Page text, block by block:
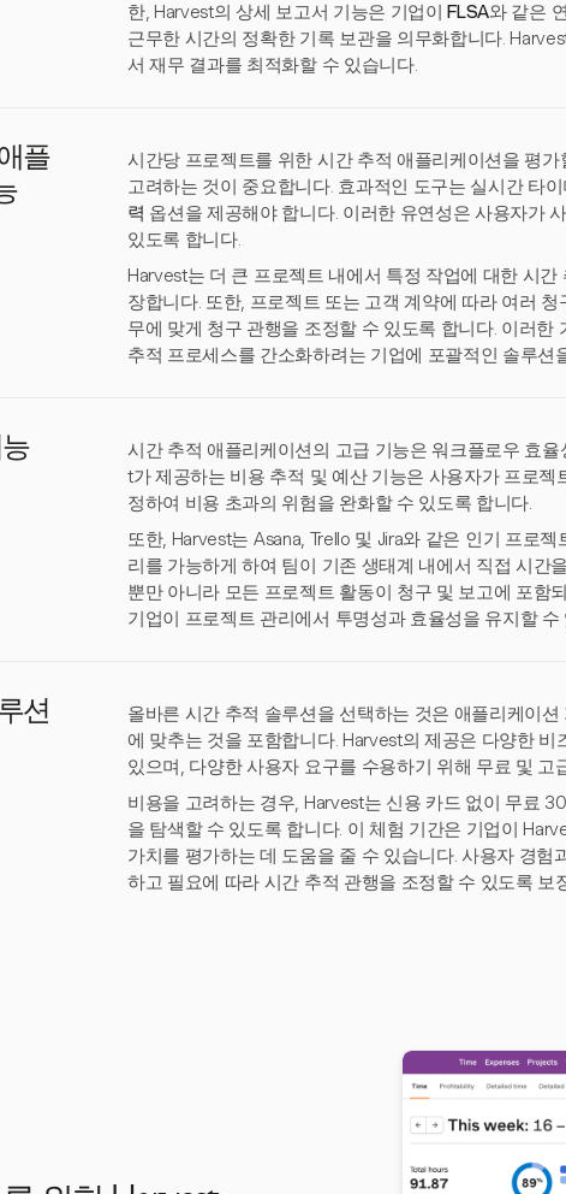
한, Harvest의 상세 보고서 기능은 기업이 FLSA와 같은
근무한 시간의 정확한 기록 보관을 의무화합니다.
서 재무 결과를 최적화할 수 있습니다.
플
시간당 프로젝트를 위한 시간 추적 애플리케이션을 평
고려하는 것이 중요합니다. 효과적인 도구는 실시간 타
력 옵션을 제공해야 합니다. 이러한 유연성은 사용자가
있도록 합니다.
Harvest는 더 큰 프로젝트 내에서 특정 작업에 대한 시
장합니다. 또한, 프로젝트 또는 고객 계약에 따라 여러
무에 맞게 청구 관행을 조정할 수 있도록 합니다. 이러
추적 프로세스를 간소화하려는 기업에 포괄적인 솔루션
시간 추적 애플리케이션의 고급 기능은 워크플로우 효
t가 제공하는 비용 추적 및 예산 기능은 사용자가 프로
정하여 비용 초과의 위험을 완화할 수 있도록 합니다.
또한, Harvest는 Asana, Trello 및 Jira와 같은 인기 프로
리를 가능하게 하여 팀이 기존 생태계 내에서 직접 시간
뿐만 아니라 모든 프로젝트 활동이 청구 및 보고에 포함
기업이 프로젝트 관리에서 투명성과 효율성을 유지할 수
션
올바른 시간 추적 솔루션을 선택하는 것은 애플리케이
에 맞추는 것을 포함합니다. Harvest의 제공은 다양한
있으며, 다양한 사용자 요구를 수용하기 위해 무료 및 고
비용을 고려하는 경우, Harvest는 신용 카드 없이 무료
을 탐색할 수 있도록 합니다. 이 체험 기간은 기업이
가치를 평가하는 데 도움을 줄 수 있습니다. 사용자 경
하고 필요에 따라 시간 추적 관행을 조정할 수 있도록 보